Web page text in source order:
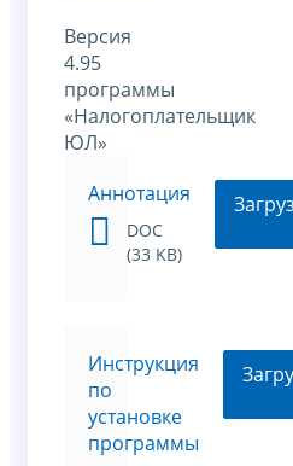
Версия
4.95
программы
«Налогоплательщик
ЮЛ»
Аннотация
DOC
(33 KB)
Инструкция
по
установке
программы